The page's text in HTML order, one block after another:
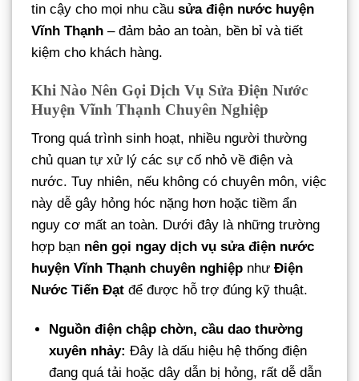
tin cậy cho mọi nhu cầu sửa điện nước huyện
Vĩnh Thạnh – đảm bảo an toàn, bền bỉ và tiết
kiệm cho khách hàng.
Khi Nào Nên Gọi Dịch Vụ Sửa Điện Nước
Huyện Vĩnh Thạnh Chuyên Nghiệp
Trong quá trình sinh hoạt, nhiều người thường
chủ quan tự xử lý các sự cố nhỏ về điện và
nước. Tuy nhiên, nếu không có chuyên môn, việc
này dễ gây hỏng hóc nặng hơn hoặc tiềm ẩn
nguy cơ mất an toàn. Dưới đây là những trường
hợp bạn nên gọi ngay dịch vụ sửa điện nước
huyện Vĩnh Thạnh chuyên nghiệp như Điện
Nước Tiến Đạt để được hỗ trợ đúng kỹ thuật.
Nguồn điện chập chờn, cầu dao thường
xuyên nhảy: Đây là dấu hiệu hệ thống điện
đang quá tải hoặc dây dẫn bị hỏng, rất dễ dẫn